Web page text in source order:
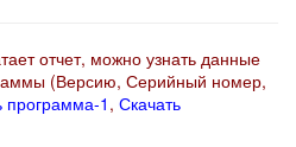
отчет, можно узнать данные
(Версию, Серийный номер,
программа-1, Скачать